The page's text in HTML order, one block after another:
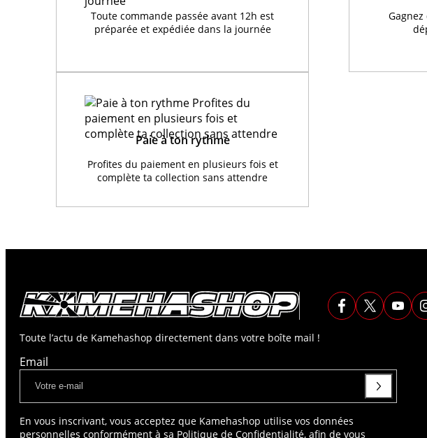
Toute commande passée avant 12h est
préparée et expédiée dans la journée
Paie à ton rythme
Profites du paiement en plusieurs fois et
complète ta collection sans attendre
Toute l’actu de Kamehashop directement dans votre boîte mail !
Email
En vous inscrivant, vous acceptez que Kamehashop utilise vos données
personnelles conformément à sa Politique de Confidentialité, afin de vous